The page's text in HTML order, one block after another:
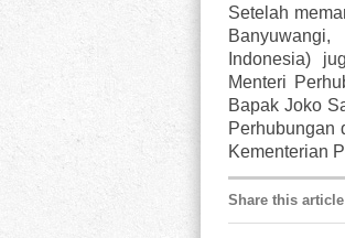
Setelah
Indonesia)
Menteri
Bapak Joko
Perhubungan
Kementerian
Share this article